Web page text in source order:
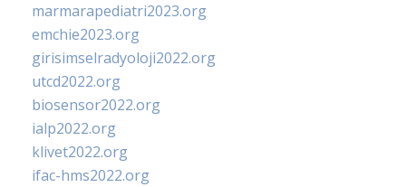
marmarapediatri2023.org
emchie2023.org
girisimselradyoloji2022.org
utcd2022.org
biosensor2022.org
ialp2022.org
klivet2022.org
ifac-hms2022.org